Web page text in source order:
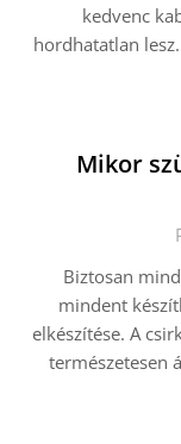
kedvenc
hordhatatlan
Mikor
Biztosan
mindent
elkészítése. A
természetesen